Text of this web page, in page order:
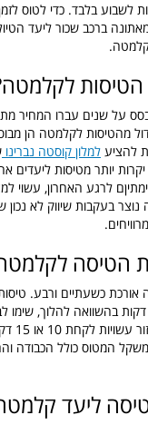
לשבוע בלבד. כדי לטוס
ברכב שכור ליעד
מהטיסות לקלמטה הן
להציע למלון קוסטה נברינו
יותר מטיסות ליעדים
לרגע האחרון, עשוי
בעקבות שיווק לא נכון
הטיסה
כשעתיים ורבע. טיסות
קצרות יותר בכ-10-15 דקות בהשוואה
משקל המטוס כולל הכבודה
ליעד